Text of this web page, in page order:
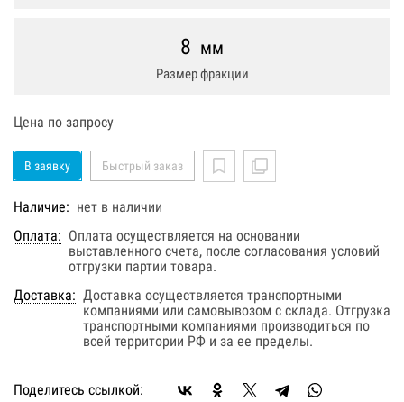
8 мм
Размер фракции
Цена по запросу
В заявку Быстрый заказ
Наличие: нет в наличии
Оплата: Оплата осуществляется на основании
выставленного счета, после согласования условий
отгрузки партии товара.
Доставка: Доставка осуществляется транспортными
компаниями или самовывозом с склада. Отгрузка
транспортными компаниями производиться по
всей территории РФ и за ее пределы.
Поделитесь ссылкой: